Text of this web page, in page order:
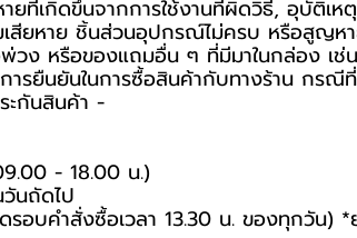
ยที่เกิดขึ้นจากการใช้งานที่ผิดวิธี, อุบัติ
ยหาย ชิ้นส่วนอุปกรณ์ไม่ครบ หรือสูญห
ง หรือของแถมอื่น ๆ ที่มีมาในกล่อง เช่
รยืนยันในการซื้อสินค้ากับทางร้าน กรณี
ะกันสินค้า -️
- 18.00 น.)
นถัดไป
อบคำสั่งซื้อเวลา 13.30 น. ของทุกวัน)